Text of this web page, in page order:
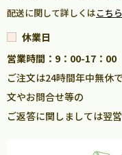
配送に関して詳しくはこちら
休業日
営業時間：9：00-17：00
ご注文は24時間年中無休
文やお問合せ等の
ご返答に関しましては翌